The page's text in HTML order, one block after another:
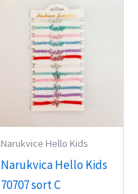
Narukvice Hello Kids
Narukvica Hello Kids
70707 sort C